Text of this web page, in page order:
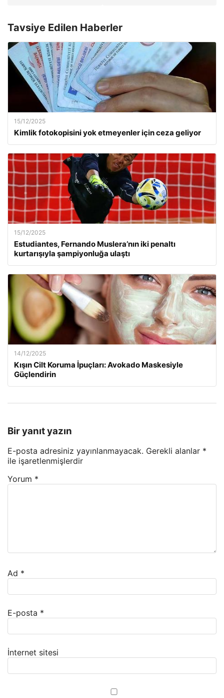
Tavsiye Edilen Haberler
15/12/2025
Kimlik fotokopisini yok etmeyenler için ceza geliyor
15/12/2025
Estudiantes, Fernando Muslera’nın iki penaltı
kurtarışıyla şampiyonluğa ulaştı
14/12/2025
Kışın Cilt Koruma İpuçları: Avokado Maskesiyle
Güçlendirin
Bir yanıt yazın
E-posta adresiniz yayınlanmayacak. Gerekli alanlar *
ile işaretlenmişlerdir
Yorum *
Ad *
E-posta *
İnternet sitesi